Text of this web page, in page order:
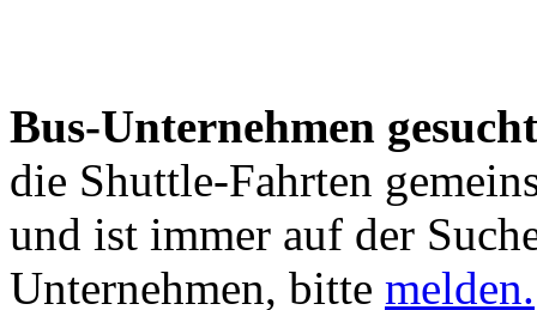
Bus-Unternehmen
die Shuttle-Fahrten
und ist immer auf der
Unternehmen, bitte melden.